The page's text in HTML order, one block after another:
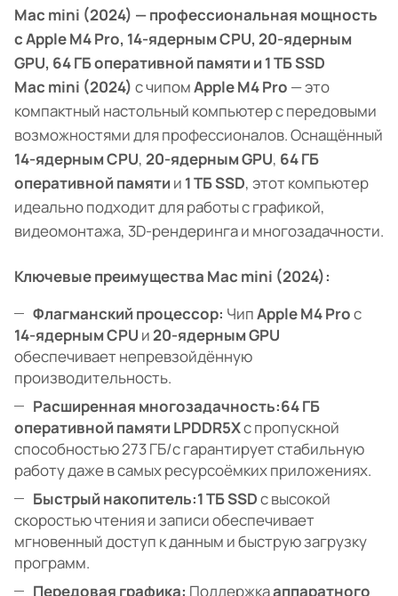
Mac mini (2024) — профессиональная мощность
с Apple M4 Pro, 14-ядерным CPU, 20-ядерным
GPU, 64 ГБ оперативной памяти и 1 ТБ SSD
Mac mini (2024) с чипомApple M4 Pro — это
компактный настольный компьютер с передовыми
возможностями для профессионалов. Оснащённый
14-ядерным CPU, 20-ядерным GPU, 64 ГБ
оперативной памятии 1 ТБ SSD, этот компьютер
идеально подходит для работы с графикой,
видеомонтажа, 3D-рендеринга и многозадачности.
Ключевые преимущества Mac mini (2024):
Флагманский процессор: ЧипApple M4 Proс
14-ядерным CPU и20-ядерным GPU
обеспечивает непревзойдённую
производительность.
Расширенная многозадачность:64 ГБ
оперативной памяти LPDDR5Xс пропускной
способностью 273 ГБ/с гарантирует стабильную
работу даже в самых ресурсоёмких приложениях.
Быстрый накопитель:1 ТБ SSDс высокой
скоростью чтения и записи обеспечивает
мгновенный доступ к данным и быструю загрузку
программ.
Передовая графика: Поддержкааппаратного